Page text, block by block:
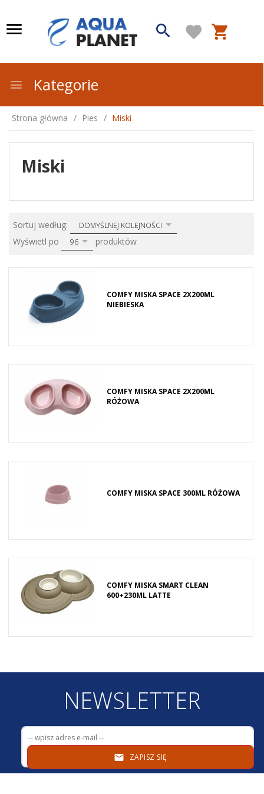
Kategorie
Strona główna Pies Miski
Miski
Sortuj według: sortDOMYŚLNEJ KOLEJNOŚCI
Wyświetl po pop96 produktów
COMFY MISKA SPACE 2X200ML
NIEBIESKA
COMFY MISKA SPACE 2X200ML
RÓŻOWA
COMFY MISKA SPACE 300ML RÓŻOWA
COMFY MISKA SMART CLEAN
600+230ML LATTE
NEWSLETTER
ZAPISZ SIĘ